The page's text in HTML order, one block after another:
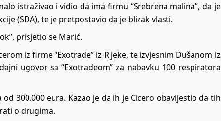
istraživao i vidio da ima firmu “Srebrena malina”, da je
(SDA), te je pretpostavio da je blizak vlasti.
prisjetio se Marić.
iz firme “Exotrade” iz Rijeke, te izvjesnim Dušanom iz
ugovor sa “Exotradeom” za nabavku 100 respiratora
300.000 eura. Kazao je da ih je Cicero obavijestio da tih
o drugima.